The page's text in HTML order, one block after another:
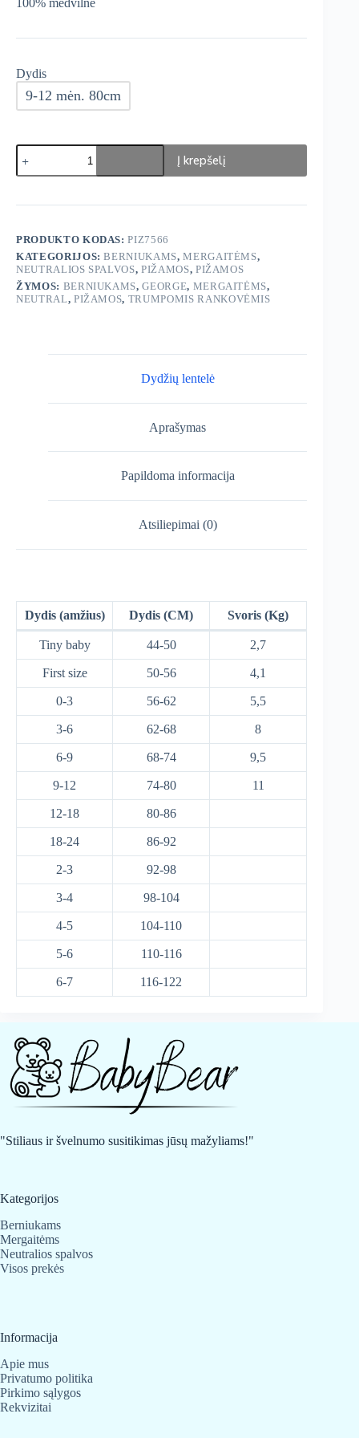
100% medvilnė
Dydis
9-12 mėn. 80cm
produkto
kiekis:
George
3vnt
Į krepšelį
PRODUKTO KODAS:PIZ7566
KATEGORIJOS:BERNIUKAMS,MERGAITĖMS,
NEUTRALIOS SPALVOS,PIŽAMOS, PIŽAMOS
ŽYMOS: BERNIUKAMS,GEORGE, MERGAITĖMS,
NEUTRAL, PIŽAMOS, TRUMPOMIS RANKOVĖMIS
Dydžių lentelė
Aprašymas
Papildoma informacija
Atsiliepimai (0)
Dydis (amžius) Dydis (CM) Svoris (Kg)
Tiny baby 44-50 2,7
First size 50-56 4,1
0-3 56-62 5,5
3-6 62-68 8
6-9 68-74 9,5
9-12 74-80 11
12-18 80-86
18-24 86-92
2-3 92-98
3-4 98-104
4-5 104-110
5-6 110-116
6-7 116-122
"Stiliaus ir švelnumo susitikimas jūsų mažyliams!"
Kategorijos
Berniukams
Mergaitėms
Neutralios spalvos
Visos prekės
Informacija
Apie mus
Privatumo politika
Pirkimo sąlygos
Rekvizitai